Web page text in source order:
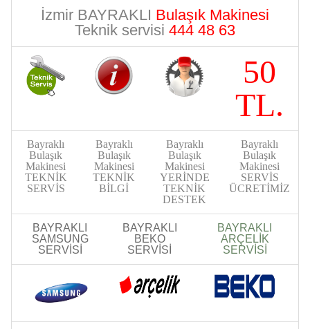
İzmir BAYRAKLI Bulaşık Makinesi
Teknik servisi 444 48 63
50
TL.
Bayraklı
Bulaşık
Makinesi
TEKNİK
SERVİS
Bayraklı
Bulaşık
Makinesi
TEKNİK
BİLGİ
Bayraklı
Bulaşık
Makinesi
YERİNDE
TEKNİK
DESTEK
Bayraklı
Bulaşık
Makinesi
SERVİS
ÜCRETİMİZ
BAYRAKLI
SAMSUNG
SERVİSİ
BAYRAKLI
BEKO
SERVİSİ
BAYRAKLI
ARÇELİK
SERVİSİ